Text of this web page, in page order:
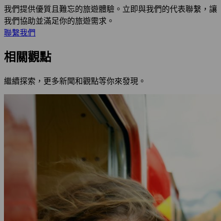
我們提供優質且難忘的旅遊體驗。立即與我們的代表聯繫，讓
我們協助並滿足你的旅遊需求。
聯繫我們
相關觀點
繼續探索，更多新聞和觀點等你來發現。